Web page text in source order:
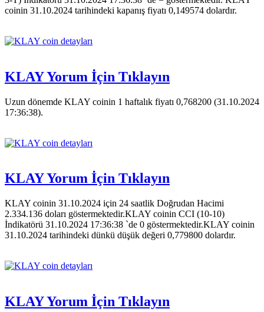
coinin 31.10.2024 tarihindeki kapanış fiyatı 0,149574 dolardır.
KLAY Yorum İçin Tıklayın
Uzun dönemde KLAY coinin 1 haftalık fiyatı 0,768200 (31.10.2024
17:36:38).
KLAY Yorum İçin Tıklayın
KLAY coinin 31.10.2024 için 24 saatlik Doğrudan Hacimi
2.334.136 doları göstermektedir.KLAY coinin CCI (10-10)
İndikatörü 31.10.2024 17:36:38 `de 0 göstermektedir.KLAY coinin
31.10.2024 tarihindeki dünkü düşük değeri 0,779800 dolardır.
KLAY Yorum İçin Tıklayın